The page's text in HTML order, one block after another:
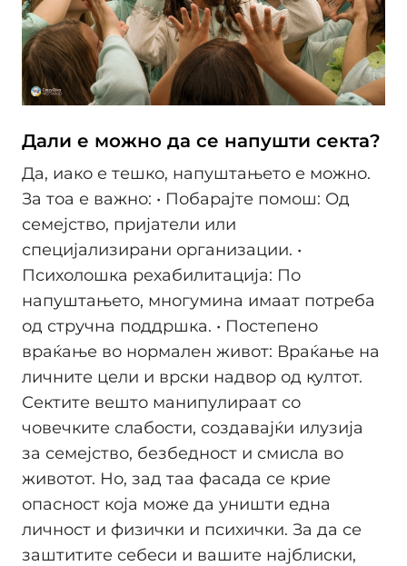
Дали е можно да се напушти секта?
Да, иако е тешко, напуштањето е можно.
За тоа е важно: • Побарајте помош: Од
семејство, пријатели или
специјализирани организации. •
Психолошка рехабилитација: По
напуштањето, многумина имаат потреба
од стручна поддршка. • Постепено
враќање во нормален живот: Враќање на
личните цели и врски надвор од култот.
Сектите вешто манипулираат со
човечките слабости, создавајќи илузија
за семејство, безбедност и смисла во
животот. Но, зад таа фасада се крие
опасност која може да уништи една
личност и физички и психички. За да се
заштитите себеси и вашите најблиски,